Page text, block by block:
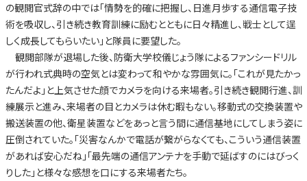
の観閲官式辞の中では「情勢を的確に把握し、日進月歩する通信電子技
術を吸収し、引き続き教育訓練に励むとともに日々精進し、戦士として逞
しく成長してもらいたい」と隊員に要望した。
観閲部隊が退場した後、防衛大学校儀じょう隊によるファンシードリル
が行われ式典時の空気とは変わって和やかな雰囲気に。「これが見たかっ
たんだよ」と上気させた顔でカメラを向ける来場者。引き続き観閲行進、訓
練展示と進み、来場者の目とカメラは休む暇もない。移動式の交換装置や
搬送装置の他、衛星装置などをあっと言う間に通信基地にしてしまう姿に
圧倒されていた。「災害なんかで電話が繋がらなくても、こういう通信装置
があれば安心だね」「最先端の通信アンテナを手動で延ばすのにはびっく
りした」と様々な感想を口にする来場者たち。